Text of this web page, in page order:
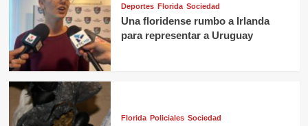
Deportes Florida Sociedad
Una floridense rumbo a Irlanda
para representar a Uruguay
Florida Policiales Sociedad